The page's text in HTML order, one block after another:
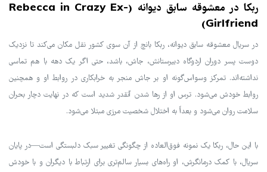
ربکا در معشوقه سابق دیوانه (Rebecca in Crazy Ex-
Girlfriend)
در سریال معشوقه سابق دیوانه، ربکا بانچ از آن سوی کشور نقل مکان می‌کند تا نزدیک
دوست پسر دوران اردوگاه دبیرستانش، جاش، باشد، حتی اگر یک دهه با هم تماسی
نداشته‌اند. تمرکز وسواس‌گونه او بر جاش منجر به خرابکاری در روابط او و همچنین
روابط خودش می‌شود. ترس او از رها شدن آنقدر شدید است که در نهایت دچار بحران
سلامت روان می‌شود و بعداً به اختلال شخصیت مرزی مبتلا می‌شود.
با این حال، ربکا یک نمونه فوق‌العاده از چگونگی تغییر سبک دلبستگی است—در پایان
سریال، با کمک درمانگرش، او راه‌های بسیار سالم‌تری برای ارتباط با دیگران و با خودش